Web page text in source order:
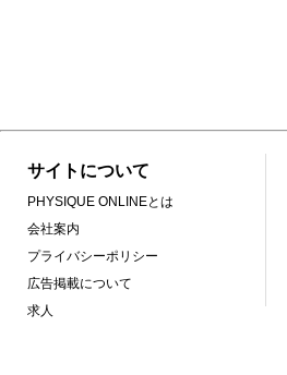
サイトについて
PHYSIQUE ONLINEとは
会社案内
プライバシーポリシー
広告掲載について
求人